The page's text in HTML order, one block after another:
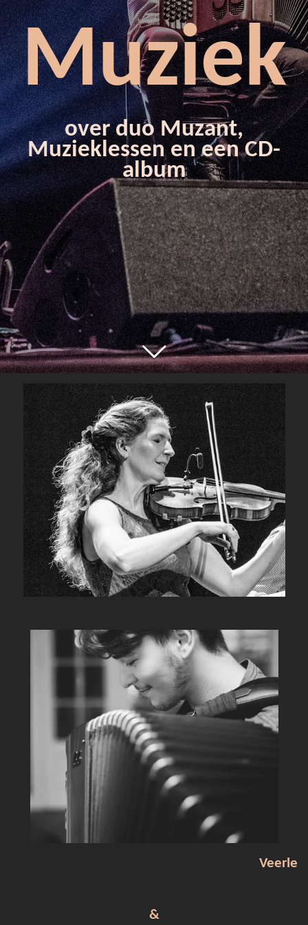
Muziek
over duo Muzant,
Muzieklessen en een CD-
album
Veerle
&